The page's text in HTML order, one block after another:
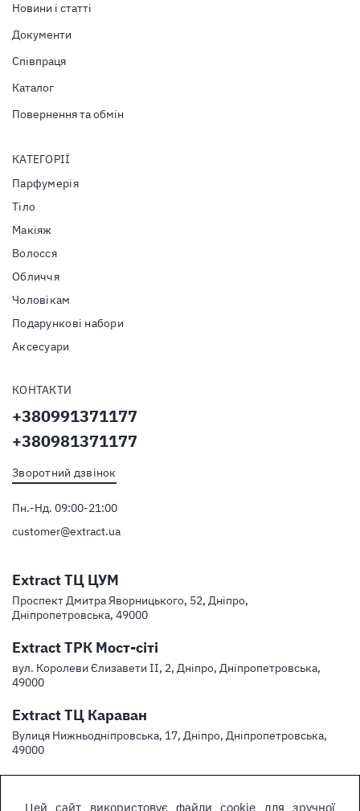
Новини і статті
Документи
Співпраця
Каталог
Повернення та обмін
КАТЕГОРІЇ
Парфумерія
Тiло
Макіяж
Волосся
Обличчя
Чоловікам
Подарункові набори
Аксесуари
КОНТАКТИ
+380991371177
+380981371177
Зворотний дзвінок
Пн.-Нд. 09:00-21:00
customer@extract.ua
Extract ТЦ ЦУМ
Проспект Дмитра Яворницького, 52, Дніпро,
Дніпропетровська, 49000
Extract ТРК Мост-сіті
вул. Королеви Єлизавети ІІ, 2, Дніпро, Дніпропетровська,
49000
Extract ТЦ Караван
Вулиця Нижньодніпровська, 17, Дніпро, Дніпропетровська,
49000
Цей сайт використовує файли cookie для зручної